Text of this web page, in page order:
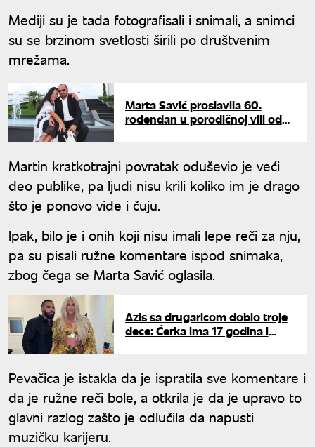
Mediji su je tada fotografisali i snimali, a snimci
su se brzinom svetlosti širili po društvenim
mrežama.
Marta Savić proslavila 60.
rođendan u porodičnoj vili od
Martin kratkotrajni povratak oduševio je veći
deo publike, pa ljudi nisu krili koliko im je drago
što je ponovo vide i čuju.
Ipak, bilo je i onih koji nisu imali lepe reči za nju,
pa su pisali ružne komentare ispod snimaka,
zbog čega se Marta Savić oglasila.
Azis sa drugaricom dobio troje
dece: Ćerka ima 17 godina i
Pevačica je istakla da je ispratila sve komentare i
da je ružne reči bole, a otkrila je da je upravo to
glavni razlog zašto je odlučila da napusti
muzičku karijeru.